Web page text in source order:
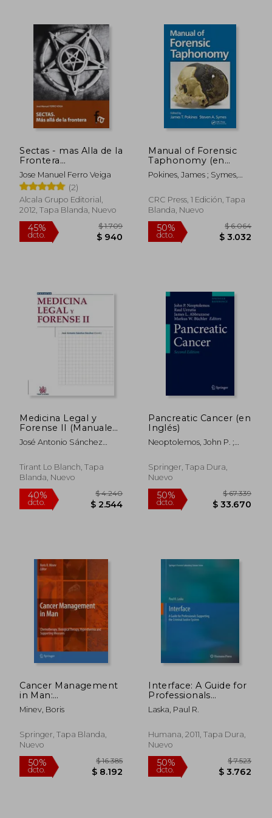
40%
dcto. $ 1.530
40%
dcto.
Sectas - mas Alla de la
Frontera
(Criminologia (F.
Alcala))
Jose Manuel Ferro Veiga
(2)
Alcala Grupo Editorial,
2012, Tapa Blanda, Nuevo
Manual of Forensic
Taphonomy (en
Inglés)
Pokines, James ; Symes,
CRC Press, 1 Edición, Tapa
Blanda, Nuevo
50%
dcto.
Medicina Legal y
Forense II (Manuales
de Criminalística y
Sociología de la
José Antonio Sánchez
Tirant Lo Blanch, Tapa
Blanda, Nuevo
40%
dcto.
$ 4.240
$ 2.544
Pancreatic Cancer (en
Inglés)
Neoptolemos, John P. ;
James L.
Springer, Tapa Dura,
Nuevo
Cancer Management
in Man:
Chemotherapy,
Biological Therapy,
Supporting Measures
(en Inglés)
Minev, Boris
Springer, Tapa Blanda,
Nuevo
Interface: A Guide for
Professionals
Supporting the
Criminal Justice
Laska, Paul R.
Humana, 2011, Tapa Dura,
Nuevo